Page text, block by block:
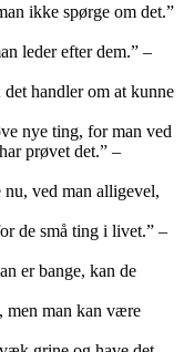
ikke spørge om det.”
leder efter dem.” –
handler om at kunne
nye ting, for man ved
prøvet det.” –
ved man alligevel,
de små ting i livet.” –
er bange, kan de
men man kan være